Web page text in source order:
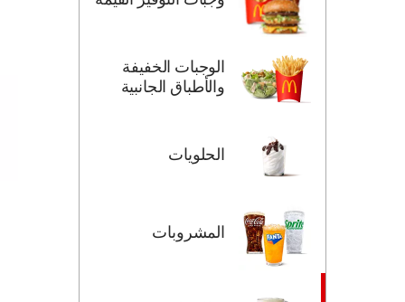
الوجبات الخفيفة
والأطباق الجانبية
الحلويات
المشروبات